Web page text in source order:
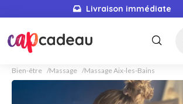
Livraison immédiate
Bien-être Massage Massage Aix-les-Bains